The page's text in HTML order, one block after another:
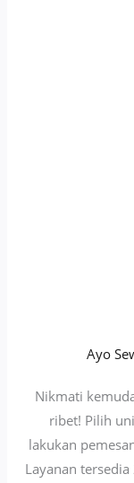
Ayo
Nikmati
ribet! Pilih
lakukan
Layanan